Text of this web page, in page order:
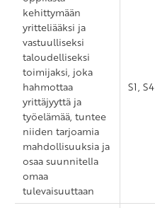
kehittymään
yritteliääksi ja
vastuulliseksi
taloudelliseksi
toimijaksi, joka
hahmottaa
yrittäjyyttä ja
työelämää, tuntee
niiden tarjoamia
mahdollisuuksia ja
osaa suunnitella
omaa
tulevaisuuttaan
S1, S4